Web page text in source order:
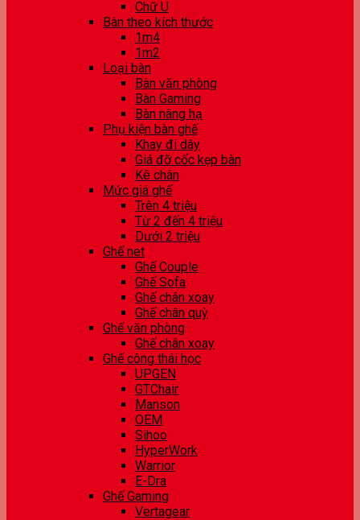
Chữ U
Bàn theo kích thước
1m4
1m2
Loại bàn
Bàn văn phòng
Bàn Gaming
Bàn nâng hạ
Phụ kiện bàn ghế
Khay đi dây
Giá đỡ cốc kẹp bàn
Kê chân
Mức giá ghế
Trên 4 triệu
Từ 2 đến 4 triệu
Dưới 2 triệu
Ghế net
Ghế Couple
Ghế Sofa
Ghế chân xoay
Ghế chân quỳ
Ghế văn phòng
Ghế chân xoay
Ghế công thái học
UPGEN
GTChair
Manson
OEM
Sihoo
HyperWork
Warrior
E-Dra
Ghế Gaming
Vertagear